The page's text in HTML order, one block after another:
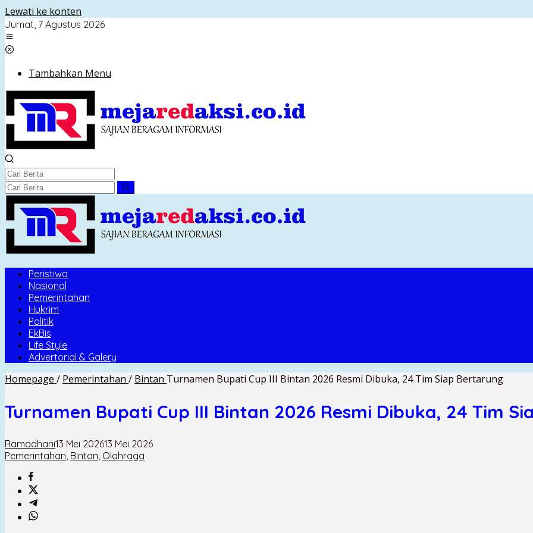
Lewati ke konten
Jumat, 7 Agustus 2026
Tambahkan Menu
Peristiwa
Nasional
Pemerintahan
Hukrim
Politik
EkBis
Life Style
Advertorial & Galery
Homepage / Pemerintahan / Bintan Turnamen Bupati Cup III Bintan 2026 Resmi Dibuka, 24 Tim Siap Bertarung
Turnamen Bupati Cup III Bintan 2026 Resmi Dibuka, 24 Tim
Ramadhani13 Mei 202613 Mei 2026
Pemerintahan Bintan Olahraga